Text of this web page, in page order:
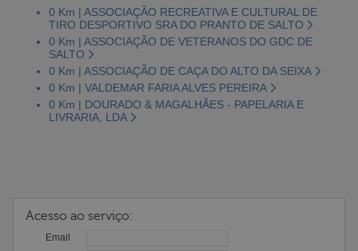
0 Km | ASSOCIAÇÃO RECREATIVA E CULTURAL DE
TIRO DESPORTIVO SRA DO PRANTO DE SALTO
0 Km | ASSOCIAÇÃO DE VETERANOS DO GDC DE
SALTO
0 Km | ASSOCIAÇÃO DE CAÇA DO ALTO DA SEIXA
0 Km | VALDEMAR FARIA ALVES PEREIRA
0 Km | DOURADO & MAGALHÃES - PAPELARIA E
LIVRARIA, LDA
Acesso ao serviço:
Email